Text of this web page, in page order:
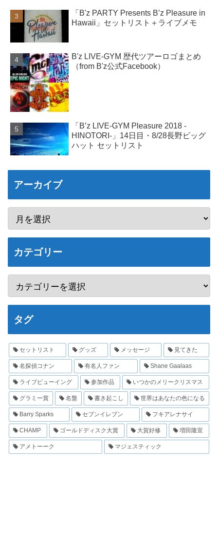
「B'z PARTY Presents B’z Pleasure in
Hawaii」セットリスト＋ライブメモ
B'z LIVE-GYM 歴代ツアーロゴまとめ
（from B'z公式Facebook）
「B’z LIVE-GYM Pleasure 2018 -
HINOTORI-」14日目・8/28長野ビッグ
ハット セットリスト
アーカイブ
カテゴリー
タグ
セットリスト グッズ メッセージ 見てきた
名探偵コナン 有名人ファン Shane Gaalaas
ライブビューイング 参加作品 いつかのメリークリスマス
グラミー賞 名盤 書き起こし 世界はあなたの色になる
Barry Sparks セブンイレブン フキアレナサイ
CHAMP ゴールドディスク大賞 大賀好修 増田隆宣
アメトーーク マジェスティック